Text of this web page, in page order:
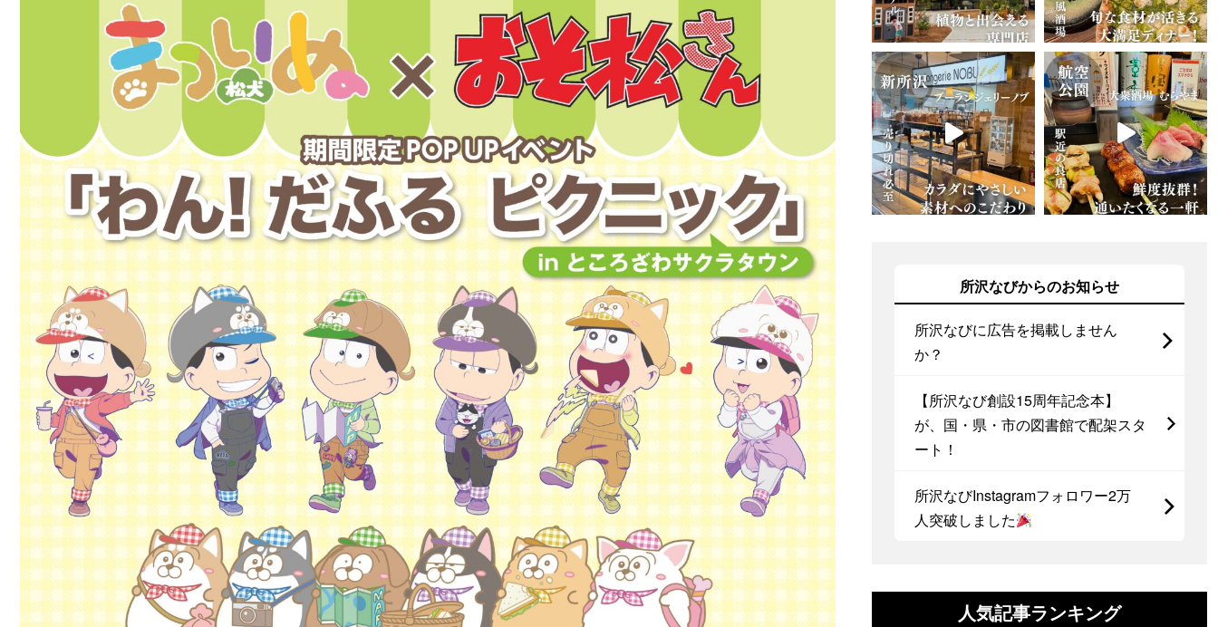
所沢なびからのお知らせ
所沢なびに広告を掲載しません
か？
【所沢なび創設15周年記念本】
が、国・県・市の図書館で配架スタ
ート！
所沢なびInstagramフォロワー2万
人突破しました
人気記事ランキング